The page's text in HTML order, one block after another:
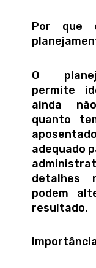
Por que
O
permite
ainda
quanto
adequado
detalhes
podem
resultado.